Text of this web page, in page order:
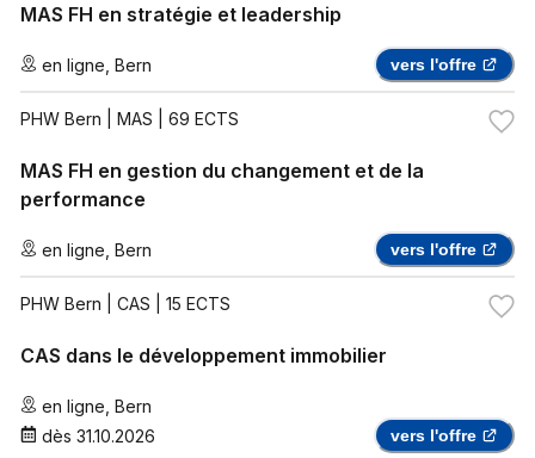
MAS FH en stratégie et leadership
en ligne Bern vers l'offre
PHW Bern | MAS | 69 ECTS
MAS FH en gestion du changement et de la
performance
en ligne Bern vers l'offre
PHW Bern | CAS | 15 ECTS
CAS dans le développement immobilier
en ligne Bern
dès 31.10.2026 vers l'offre